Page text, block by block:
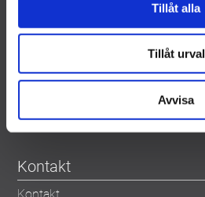
Tillåt alla
Tillåt urval
Avvisa
Weland Aluminium – Avd. Golf
Björnstorpsvägen
Sverige
E-post:info@welandgolf.se
Kontakt